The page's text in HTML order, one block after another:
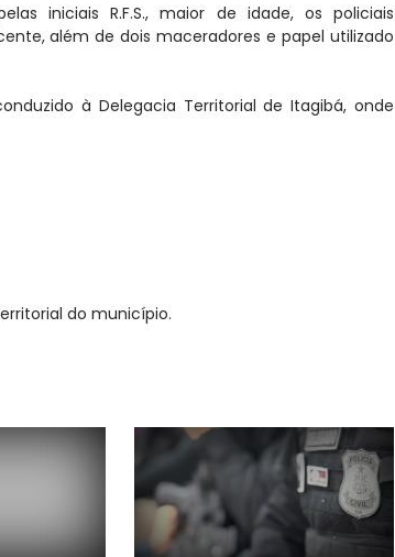
iniciais R.F.S., maior de idade, os policiais
além de dois maceradores e papel utilizado
à Delegacia Territorial de Itagibá, onde
do município.